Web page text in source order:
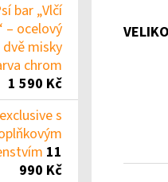
bar „Vlčí
– ocelový
misky
chrom
1 590 Kč
s
11
990 Kč